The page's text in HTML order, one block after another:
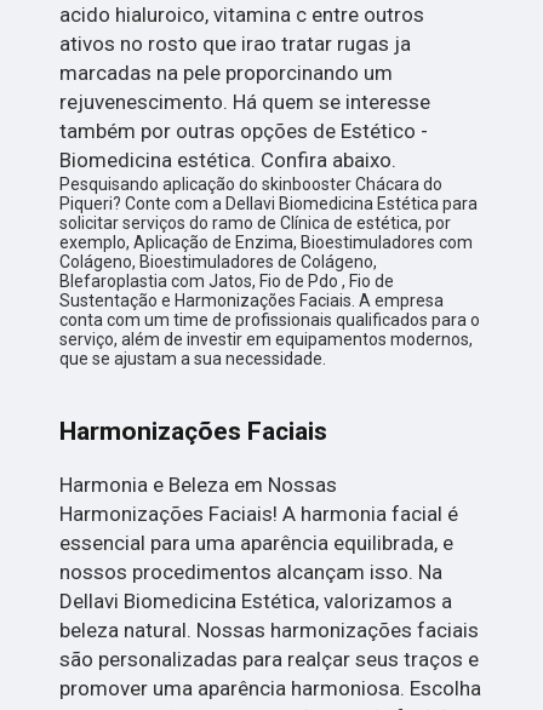
acido hialuroico, vitamina c entre outros
ativos no rosto que irao tratar rugas ja
marcadas na pele proporcinando um
rejuvenescimento. Há quem se interesse
também por outras opções de Estético -
Biomedicina estética. Confira abaixo.
Pesquisando aplicação do skinbooster Chácara do
Piqueri? Conte com a Dellavi Biomedicina Estética para
solicitar serviços do ramo de Clínica de estética, por
exemplo, Aplicação de Enzima, Bioestimuladores com
Colágeno, Bioestimuladores de Colágeno,
Blefaroplastia com Jatos, Fio de Pdo , Fio de
Sustentação e Harmonizações Faciais. A empresa
conta com um time de profissionais qualificados para o
serviço, além de investir em equipamentos modernos,
que se ajustam a sua necessidade.
Harmonizações Faciais
Harmonia e Beleza em Nossas
Harmonizações Faciais! A harmonia facial é
essencial para uma aparência equilibrada, e
nossos procedimentos alcançam isso. Na
Dellavi Biomedicina Estética, valorizamos a
beleza natural. Nossas harmonizações faciais
são personalizadas para realçar seus traços e
promover uma aparência harmoniosa. Escolha